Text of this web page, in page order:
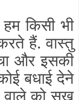
किसी भी
हैं. वास्तु
और इसकी
बधाई देने
वाले को सुख